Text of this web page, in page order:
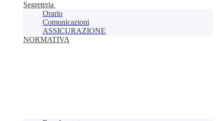
Segreteria
Orario
Comunicazioni
ASSICURAZIONE
NORMATIVA